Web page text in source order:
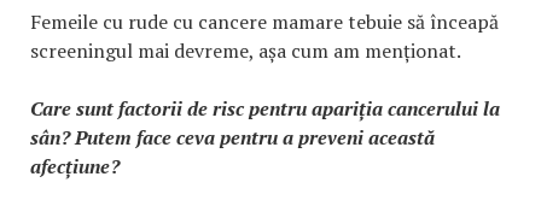
Femeile cu rude cu cancere mamare tebuie să înceapă
screeningul mai devreme, așa cum am menționat.
Care sunt factorii de risc pentru apariția cancerului la
sân? Putem face ceva pentru a preveni această
afecțiune?